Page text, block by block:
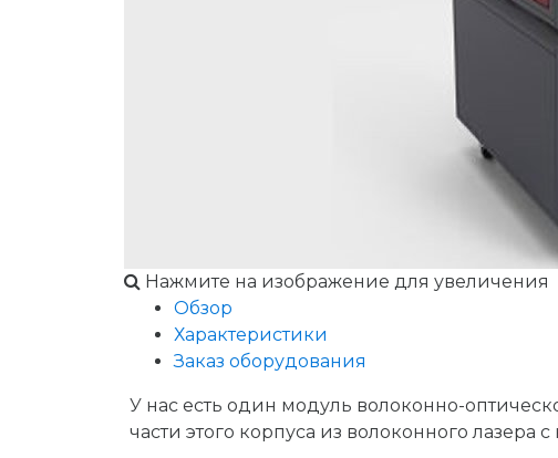
Нажмите на изображение для увеличения
Обзор
Характеристики
Заказ оборудования
У нас есть один модуль волоконно-
части этого корпуса из волоконного